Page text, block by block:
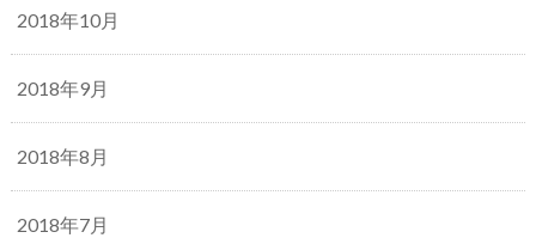
2018年10月
2018年9月
2018年8月
2018年7月